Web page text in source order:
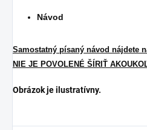
Návod
Samostatný písaný návod nájdete
NIE JE POVOLENÉ ŠÍRIŤ
Obrázok je ilustratívny.